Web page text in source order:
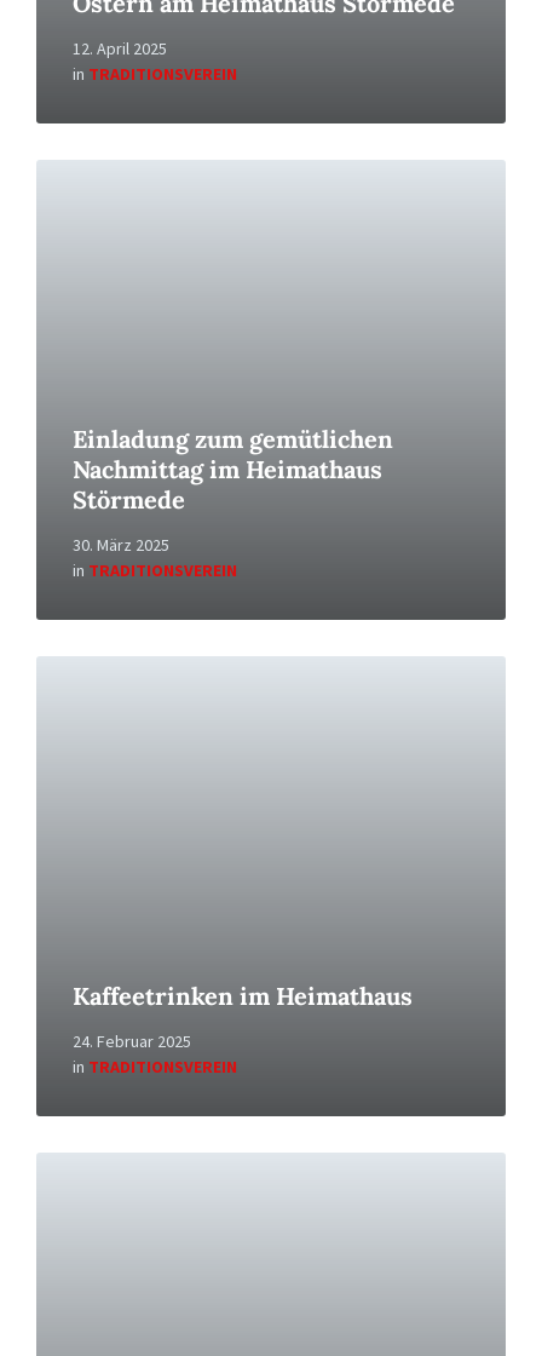
12. April 2025
in TRADITIONSVEREIN
Einladung zum gemütlichen
Nachmittag im Heimathaus
Störmede
30. März 2025
in TRADITIONSVEREIN
Kaffeetrinken im Heimathaus
24. Februar 2025
in TRADITIONSVEREIN